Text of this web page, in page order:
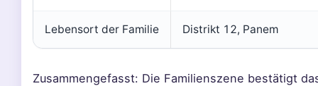
Lebensort der Familie Distrikt 12, Panem
Zusammengefasst: Die Familienszene bestätigt